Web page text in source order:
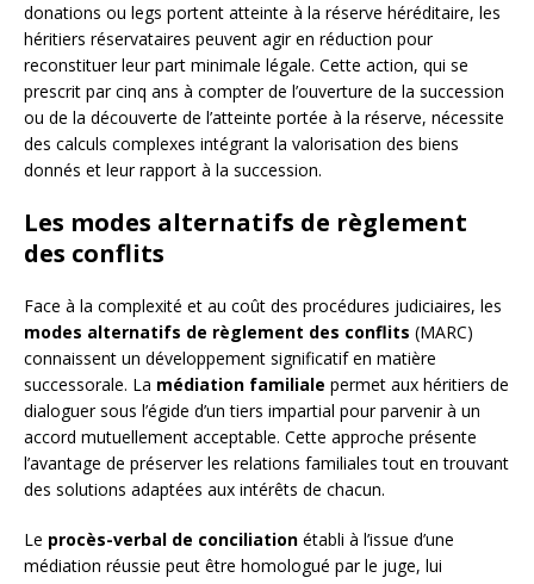
donations ou legs portent atteinte à la réserve héréditaire, les
héritiers réservataires peuvent agir en réduction pour
reconstituer leur part minimale légale. Cette action, qui se
prescrit par cinq ans à compter de l’ouverture de la succession
ou de la découverte de l’atteinte portée à la réserve, nécessite
des calculs complexes intégrant la valorisation des biens
donnés et leur rapport à la succession.
Les modes alternatifs de règlement
des conflits
Face à la complexité et au coût des procédures judiciaires, les
modes alternatifs de règlement des conflits (MARC)
connaissent un développement significatif en matière
successorale. La médiation familiale permet aux héritiers de
dialoguer sous l’égide d’un tiers impartial pour parvenir à un
accord mutuellement acceptable. Cette approche présente
l’avantage de préserver les relations familiales tout en trouvant
des solutions adaptées aux intérêts de chacun.
Le procès-verbal de conciliation établi à l’issue d’une
médiation réussie peut être homologué par le juge, lui